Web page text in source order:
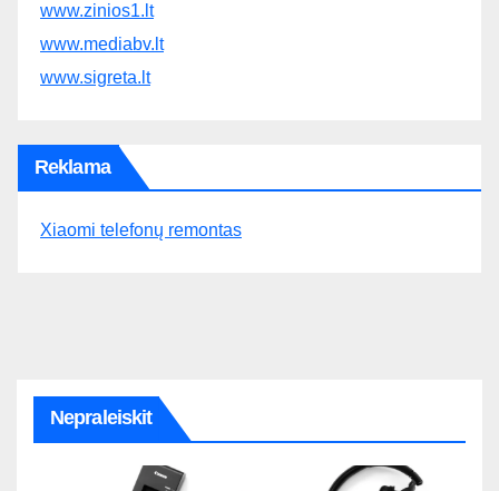
www.zinios1.lt
www.mediabv.lt
www.sigreta.lt
Reklama
Xiaomi telefonų remontas
Nepraleiskit